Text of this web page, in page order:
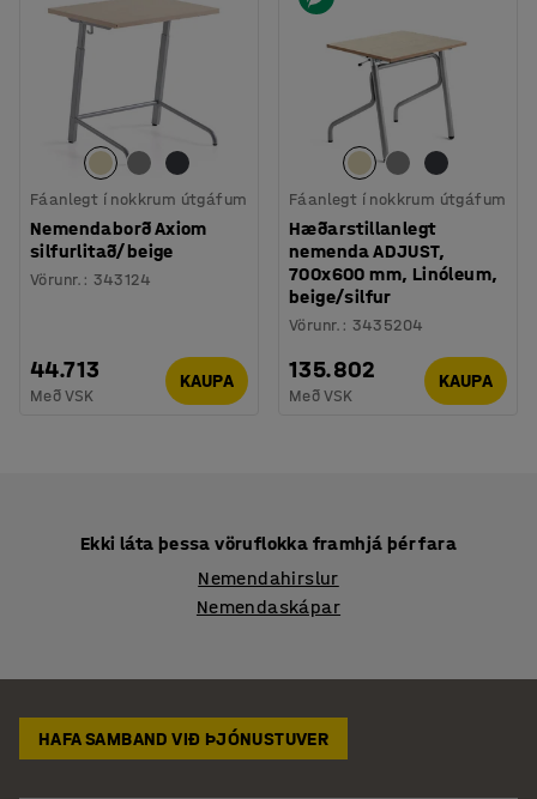
Fáanlegt í nokkrum útgáfum
Nemendaborð Axiom
silfurlitað/beige
Vörunr. : 343124
44.713
Með VSK
KAUPA
Fáanlegt í nokkrum útgáfum
Hæðarstillanlegt
nemenda ADJUST,
700x600 mm, Linóleum,
beige/silfur
Vörunr. : 3435204
135.802
Með VSK
KAUPA
Ekki láta þessa vöruflokka framhjá þér fara
Nemendahirslur
Nemendaskápar
HAFA SAMBAND VIÐ ÞJÓNUSTUVER